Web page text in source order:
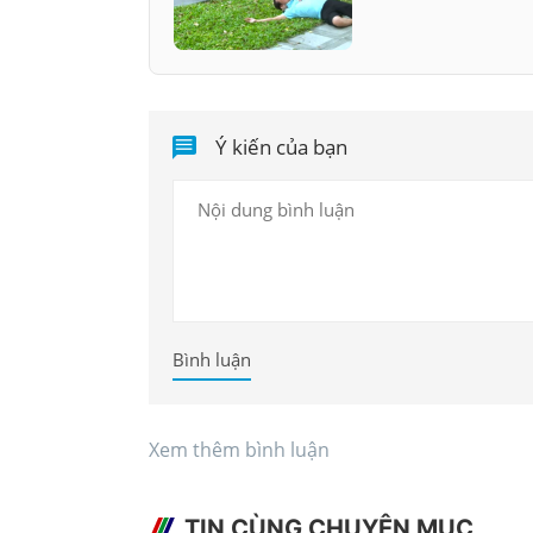
Ý kiến của bạn
Bình luận
Xem thêm bình luận